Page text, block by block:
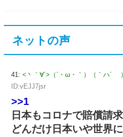
ネットの声
41: <丶｀∀´>（´・ω・｀）（｀ハ´
ID:vEJJ7jsr
>>1
日本もコロナで賠償請
どんだけ日本いや世界